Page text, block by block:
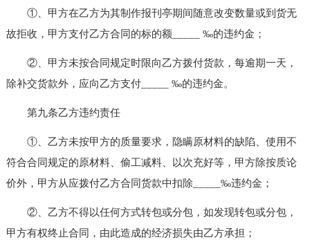
①、甲方在乙方为其制作报刊亭期间随意改变数量或到货无
故拒收，甲方支付乙方合同的标的额_____ ‰的违约金；
②、甲方未按合同规定时限向乙方拨付货款，每逾期一天，
除补交货款外，应向乙方支付_____ ‰的违约金。
第九条乙方违约责任
①、乙方未按甲方的质量要求，隐瞒原材料的缺陷、使用不
符合合同规定的原材料、偷工减料、以次充好等，甲方除按质论
价外，甲方从应拨付乙方合同货款中扣除_____‰违约金；
②、乙方不得以任何方式转包或分包，如发现转包或分包，
甲方有权终止合同，由此造成的经济损失由乙方承担；